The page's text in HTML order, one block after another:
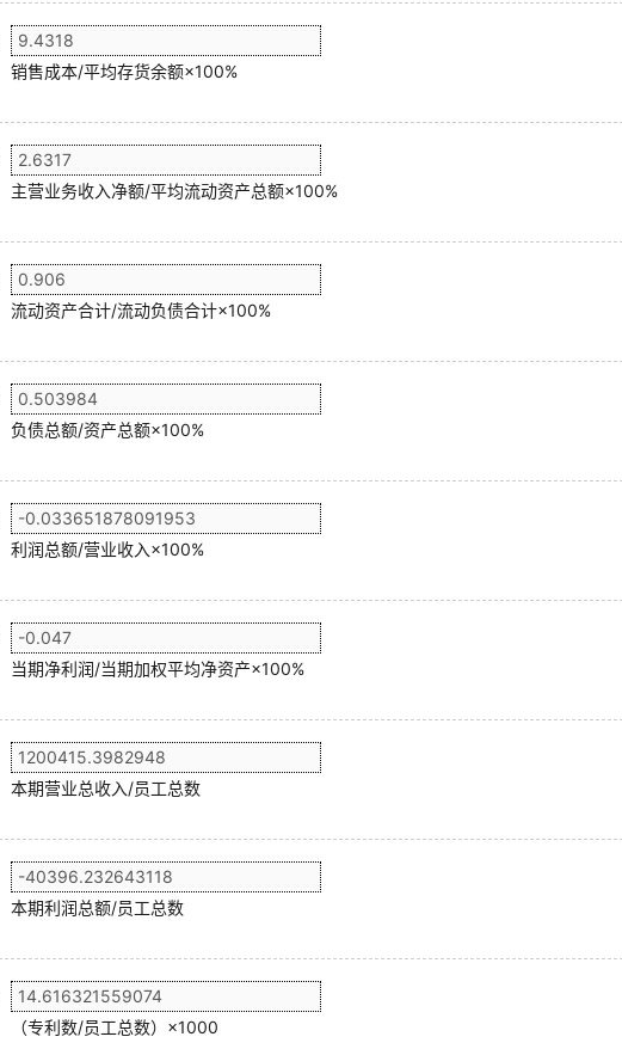
销售成本/平均存货余额×100%
主营业务收入净额/平均流动资产总额×100%
流动资产合计/流动负债合计×100%
负债总额/资产总额×100%
利润总额/营业收入×100%
当期净利润/当期加权平均净资产×100%
本期营业总收入/员工总数
本期利润总额/员工总数
（专利数/员工总数）×1000